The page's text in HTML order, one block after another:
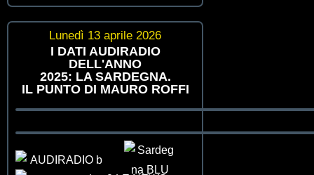
Lunedì 13 aprile 2026
I DATI AUDIRADIO
DELL'ANNO
2025: LA SARDEGNA.
IL PUNTO DI MAURO ROFFI